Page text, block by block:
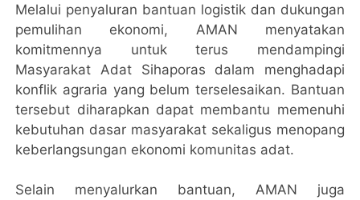
Melalui penyaluran bantuan logistik dan dukungan
pemulihan ekonomi, AMAN menyatakan
komitmennya untuk terus mendampingi
Masyarakat Adat Sihaporas dalam menghadapi
konflik agraria yang belum terselesaikan. Bantuan
tersebut diharapkan dapat membantu memenuhi
kebutuhan dasar masyarakat sekaligus menopang
keberlangsungan ekonomi komunitas adat.
Selain menyalurkan bantuan, AMAN juga